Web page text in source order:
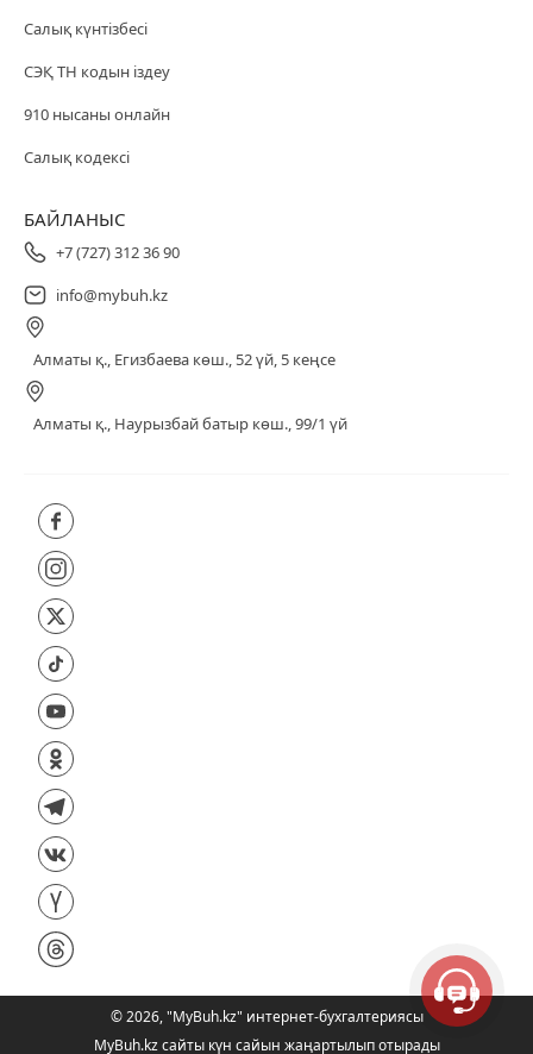
Салық күнтізбесі
СЭҚ ТН кодын іздеу
910 нысаны онлайн
Салық кодексі
БАЙЛАНЫС
+7 (727) 312 36 90
info@mybuh.kz
Алматы қ., Егизбаева көш., 52 үй, 5 кеңсе
Алматы қ., Наурызбай батыр көш., 99/1 үй
©2026,"MyBuh.kz" интернет-бухгалтериясы
MyBuh.kz сайты күн сайын жаңартылып отырады